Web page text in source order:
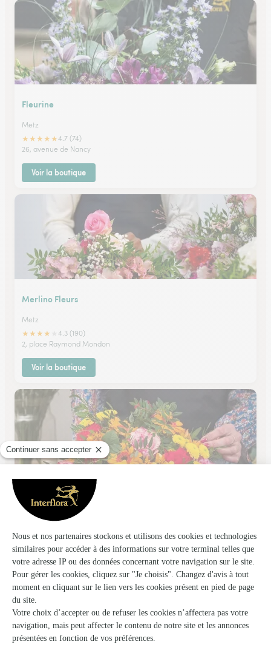
Fleurine
Metz
★★★★★4.7 (74)
26, avenue de Nancy
Voir la boutique
Merlino Fleurs
Metz
★★★★
4.3 (190)
2, place Raymond Mondon
Voir la boutique
L’art Floral
Metz
12, rue Pierre Perrat
Voir la boutique